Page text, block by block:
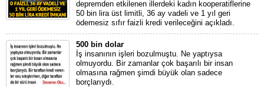
depremden etkilenen illerdeki kadın kooperatiflerine
50 bin lira üst limitli, 36 ay vadeli ve 1 yıl geri
ödemesiz sıfır faizli kredi verileceğini açıkladı.
500 bin dolar
İş insanının işleri bozulmuştu. Ne yaptıysa
olmuyordu. Bir zamanlar çok başarılı bir insan
olmasına rağmen şimdi büyük olan sadece
borçlarıydı.